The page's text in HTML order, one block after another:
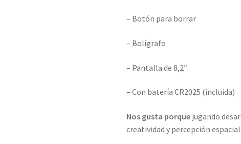
– Botón para borrar
– Bolígrafo
– Pantalla de 8,2″
– Con batería CR2025 (incluida)
Nos gusta porque jugando
creatividad y percepción espacial